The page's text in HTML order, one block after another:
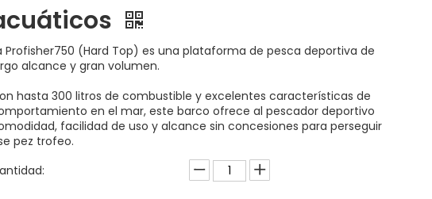
Profisher750 (Hard Top) es una plataforma de pesca deportiva de
alcance y gran volumen.
hasta 300 litros de combustible y excelentes características de
en el mar, este barco ofrece al pescador deportivo
facilidad de uso y alcance sin concesiones para perseguir
pez trofeo.